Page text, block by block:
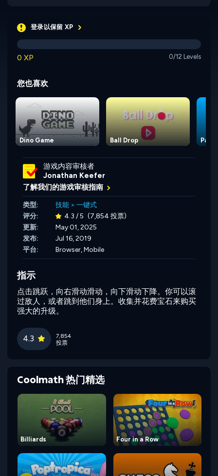
登录以保留 XP
0 XP 0/12 Levels
您也喜欢
Dino Game Ball Drop
游戏内容审核者
Jonathan Keefer
了解我们的游戏审核指南
类型: 技能 > 一键式
评分:
4.3 / 5 (7,854 投票)
更新:
May 01, 2025
发布:
Jul 16, 2019
平台:
Browser, Mobile
指示
点击跳跃，向右滑动滑动，向下滑动下降。你可以滚
过敌人，或者跳到他们身上。收集并花费宝石来购买
强大的升级。
4.3
7,854
投票
Coolmath 热门精选
Billiards Four in a Row